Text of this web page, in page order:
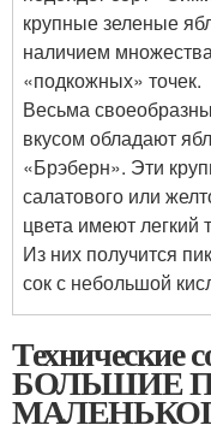
крупные зеленые
наличием
«подкожных» точек.
Весьма
вкусом обладают
«Брэберн». Эти
салатового или
цвета имеют легкий
Из них получится
сок с небольшой
Технические
БОЛЬШИЕ